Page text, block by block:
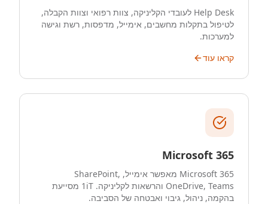
Help Desk לעובדי הקליניקה, צוות רפואי וצוות הקבלה,
לטיפול בתקלות מחשבים, אימייל, מדפסות, רשת וגישה
למערכות.
קראו עוד
Microsoft 365
Microsoft 365 מאפשר אימייל, SharePoint,
OneDrive, Teams והרשאות לקליניקה. 1iT מסייעת
בהקמה, ניהול, גיבוי ואבטחה של הסביבה.